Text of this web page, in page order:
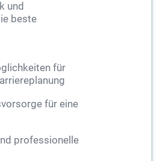
und
beste
für
für eine
professionelle